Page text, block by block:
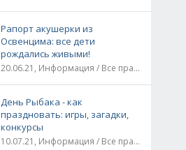
Рапорт акушерки из
Освенцима: все дети
рождались живыми!
20.06.21, Информация / Все праздники / Рассказы и истории
День Рыбака - как
праздновать: игры, загадки,
конкурсы
10.07.21, Информация / Все праздники